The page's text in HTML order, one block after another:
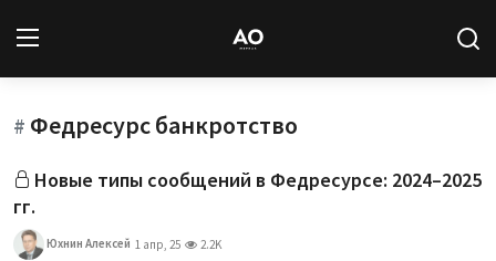
Вход Регистрация
Новости
Статьи
# Федресурс банкротство
Новые типы сообщений в Федресурсе: 2024–2025
гг.
Юхнин Алексей 1 апр, 25 2.2K